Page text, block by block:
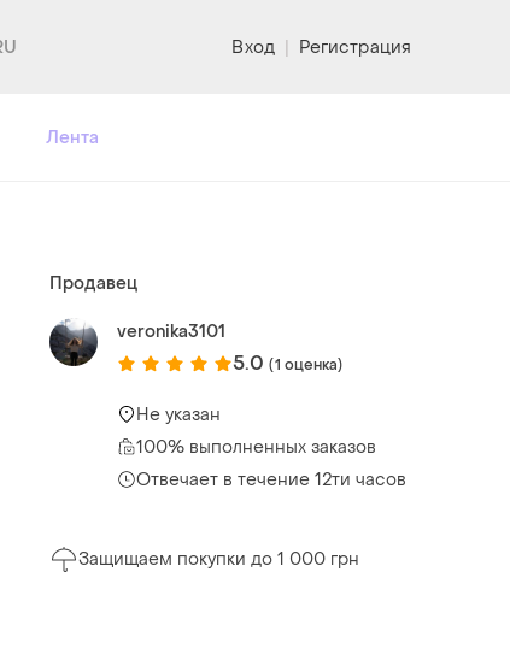
Вход | Регистрация
Лента
Продавец
veronika3101
5.0 (1 оценка)
Не указан
100% выполненных заказов
Отвечает в течение 12ти часов
Защищаем покупки до 1 000 грн